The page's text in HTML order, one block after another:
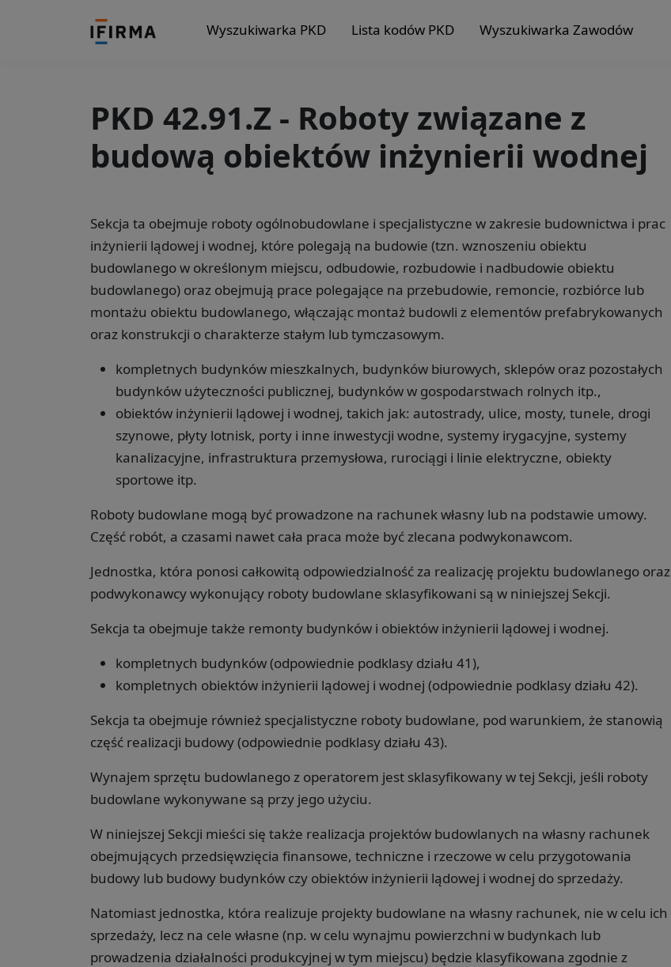
Wyszukiwarka PKD Lista kodów PKD Wyszukiwarka Zawodów
PKD 42.91.Z - Roboty związane z
budową obiektów inżynierii wodnej
Sekcja ta obejmuje roboty ogólnobudowlane i specjalistyczne w zakresie budownictwa i prac
inżynierii lądowej i wodnej, które polegają na budowie (tzn. wznoszeniu obiektu
budowlanego w określonym miejscu, odbudowie, rozbudowie i nadbudowie obiektu
budowlanego) oraz obejmują prace polegające na przebudowie, remoncie, rozbiórce lub
montażu obiektu budowlanego, włączając montaż budowli z elementów prefabrykowanych
oraz konstrukcji o charakterze stałym lub tymczasowym.
kompletnych budynków mieszkalnych, budynków biurowych, sklepów oraz pozostałych
budynków użyteczności publicznej, budynków w gospodarstwach rolnych itp.,
obiektów inżynierii lądowej i wodnej, takich jak: autostrady, ulice, mosty, tunele, drogi
szynowe, płyty lotnisk, porty i inne inwestycji wodne, systemy irygacyjne, systemy
kanalizacyjne, infrastruktura przemysłowa, rurociągi i linie elektryczne, obiekty
sportowe itp.
Roboty budowlane mogą być prowadzone na rachunek własny lub na podstawie umowy.
Część robót, a czasami nawet cała praca może być zlecana podwykonawcom.
Jednostka, która ponosi całkowitą odpowiedzialność za realizację projektu budowlanego oraz
podwykonawcy wykonujący roboty budowlane sklasyfikowani są w niniejszej Sekcji.
Sekcja ta obejmuje także remonty budynków i obiektów inżynierii lądowej i wodnej.
kompletnych budynków (odpowiednie podklasy działu 41),
kompletnych obiektów inżynierii lądowej i wodnej (odpowiednie podklasy działu 42).
Sekcja ta obejmuje również specjalistyczne roboty budowlane, pod warunkiem, że stanowią
część realizacji budowy (odpowiednie podklasy działu 43).
Wynajem sprzętu budowlanego z operatorem jest sklasyfikowany w tej Sekcji, jeśli roboty
budowlane wykonywane są przy jego użyciu.
W niniejszej Sekcji mieści się także realizacja projektów budowlanych na własny rachunek
obejmujących przedsięwzięcia finansowe, techniczne i rzeczowe w celu przygotowania
budowy lub budowy budynków czy obiektów inżynierii lądowej i wodnej do sprzedaży.
Natomiast jednostka, która realizuje projekty budowlane na własny rachunek, nie w celu ich
sprzedaży, lecz na cele własne (np. w celu wynajmu powierzchni w budynkach lub
prowadzenia działalności produkcyjnej w tym miejscu) będzie klasyfikowana zgodnie z